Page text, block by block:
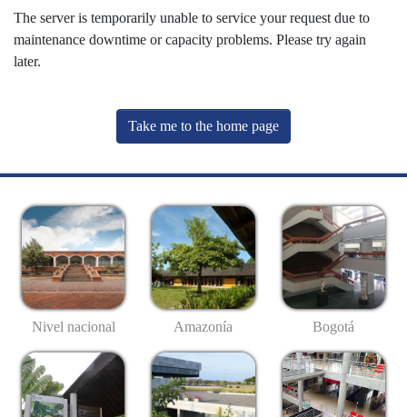
The server is temporarily unable to service your request due to
maintenance downtime or capacity problems. Please try again
later.
Take me to the home page
Nivel nacional Amazonía Bogotá